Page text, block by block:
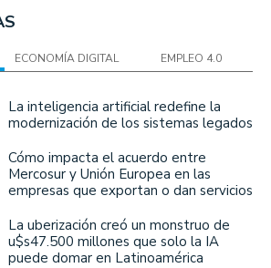
ECONOMÍA DIGITAL EMPLEO 4.0
La inteligencia artificial redefine la
modernización de los sistemas legados
Cómo impacta el acuerdo entre
Mercosur y Unión Europea en las
empresas que exportan o dan servicios
La uberización creó un monstruo de
u$s47.500 millones que solo la IA
puede domar en Latinoamérica